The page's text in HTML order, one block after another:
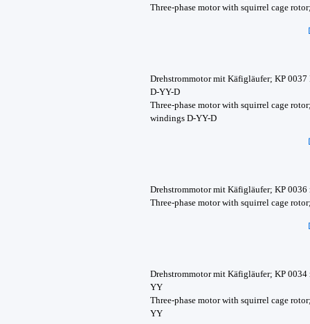
Three-phase motor with squirrel cage
Drehstrommotor mit Käfigläufer; KP
D-YY-D
Three-phase motor with squirrel cage
windings D-YY-D
Drehstrommotor mit Käfigläufer; KP
Three-phase motor with squirrel cage
Drehstrommotor mit Käfigläufer; KP
YY
Three-phase motor with squirrel cage
YY